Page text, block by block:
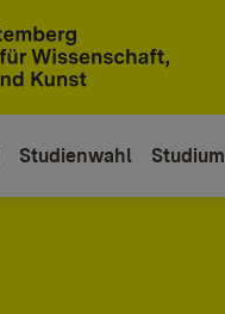
Studienwahl Studium